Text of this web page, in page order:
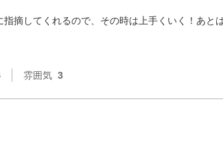
摘してくれるので、その時は上手くいく！あと
雰囲気 3